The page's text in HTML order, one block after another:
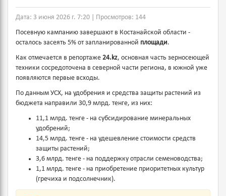
Дата: 3 июня 2026 г. 7:20 | Просмотров: 144
Посевную кампанию завершают в Костанайской области -
осталось засеять 5% от запланированной площади.
Как отмечается в репортаже 24.kz, основная часть зерносеющей
техники сосредоточена в северной части региона, в южной уже
появляются первые всходы.
По данным УСХ, на удобрения и средства защиты растений из
бюджета направили 30,9 млрд. тенге, из них:
11,1 млрд. тенге - на субсидирование минеральных
удобрений;
14,5 млрд. тенге - на удешевление стоимости средств
защиты растений;
3,6 млрд. тенге - на поддержку отрасли семеноводства;
1,1 млрд. тенге - на приобретение приоритетных культур
(гречиха и подсолнечник).